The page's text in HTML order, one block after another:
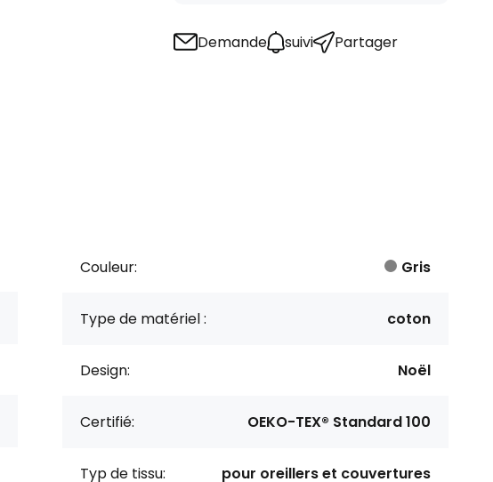
Demande suivi Partager
Couleur: Gris
Type de matériel : coton
Design: Noël
Certifié: OEKO-TEX® Standard 100
Typ de tissu: pour oreillers et couvertures